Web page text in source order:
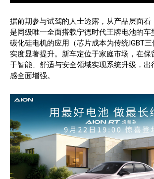
据前期参与试驾的人士透露，从产品层面看
是同级唯一全面搭载宁德时代王牌电池的车
碳化硅电机的应用（芯片成本为传统IGBT
实度显著提升。新车定位于家庭市场，在保
于智能、舒适与安全领域实现系统升级，出
感全面增强。